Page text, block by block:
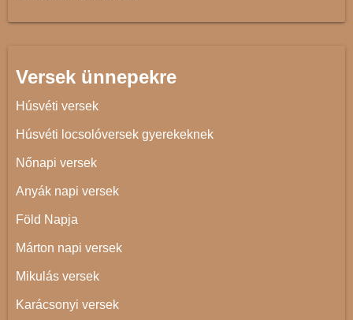
Versek ünnepekre
Húsvéti versek
Húsvéti locsolóversek gyerekeknek
Nőnapi versek
Anyák napi versek
Föld Napja
Márton napi versek
Mikulás versek
Karácsonyi versek